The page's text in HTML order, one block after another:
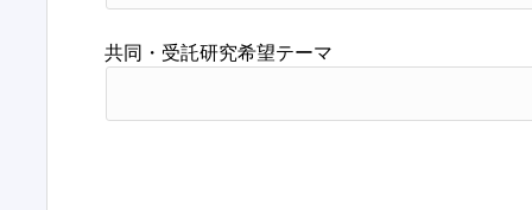
共同・受託研究希望テーマ